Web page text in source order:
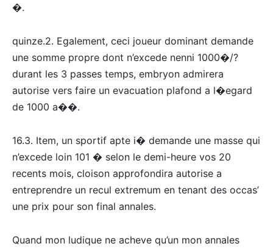
�.
quinze.2. Egalement, ceci joueur dominant demande
une somme propre dont n’excede nenni 1000�/?
durant les 3 passes temps, embryon admirera
autorise vers faire un evacuation plafond a l�egard
de 1000 a��.
16.3. Item, un sportif apte i� demande une masse qui
n’excede loin 101 � selon le demi-heure vos 20
recents mois, cloison approfondira autorise a
entreprendre un recul extremum en tenant des occas’
une prix pour son final annales.
Quand mon ludique ne acheve qu’un mon annales